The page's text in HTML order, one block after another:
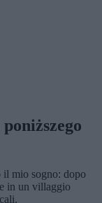
il mio sogno: dopo
in un villaggio